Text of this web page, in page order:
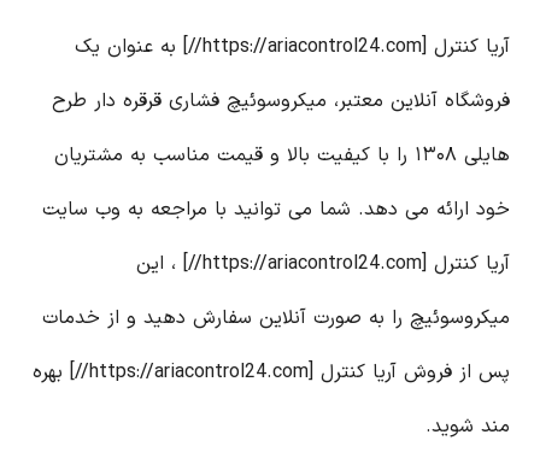
آریا کنترل [https://ariacontrol24.com//] به عنوان یک
فروشگاه آنلاین معتبر، میکروسوئیچ فشاری قرقره دار طرح
هایلی ۱۳۰۸ را با کیفیت بالا و قیمت مناسب به مشتریان
خود ارائه می دهد. شما می توانید با مراجعه به وب سایت
آریا کنترل [https://ariacontrol24.com//] ، این
میکروسوئیچ را به صورت آنلاین سفارش دهید و از خدمات
پس از فروش آریا کنترل [https://ariacontrol24.com//] بهره
مند شوید.